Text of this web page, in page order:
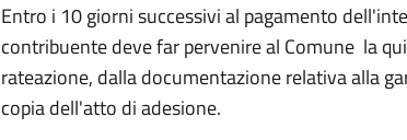
Entro i 10 giorni successivi al pagamento
contribuente deve far pervenire al Comune la
rateazione, dalla documentazione relativa alla
copia dell'atto di adesione.